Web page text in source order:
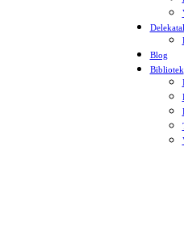
Blog
Bibliotek